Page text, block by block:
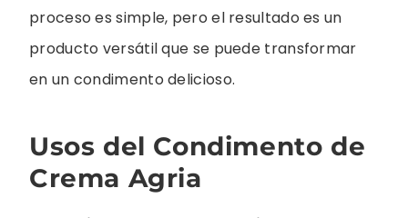
proceso es simple, pero el resultado es un
producto versátil que se puede transformar
en un condimento delicioso.
Usos del Condimento de
Crema Agria